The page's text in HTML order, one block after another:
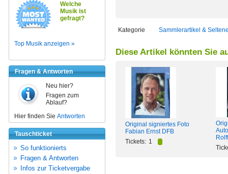
Welche
Musik ist
gefragt?
Top Musik anzeigen »
Fragen & Antworten
Neu hier?
Fragen zum
Ablauf?
Hier finden Sie Antworten
Tauschticket
So funktionierts
Fragen & Antworten
Infos zur Ticketvergabe
Kategorie Sammlerartikel &
Diese Artikel könnten Sie
Original signiertes Foto
Fabian Ernst DFB
Tickets: 1
Rolff